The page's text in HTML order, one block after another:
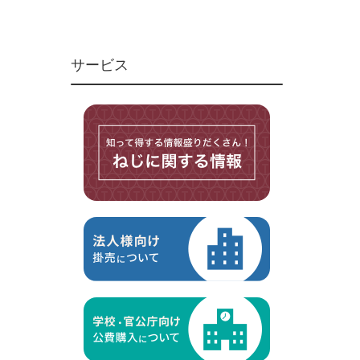
マイクロねじ
台形ねじ
その他ねじ
便利品
金具・金物
切削工具
研削研磨品
作業用品
ケミカル製品
サービス